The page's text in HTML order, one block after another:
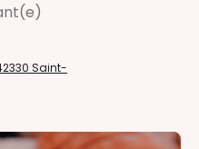
Saint-